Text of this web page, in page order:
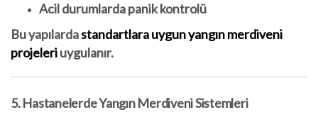
Acil durumlarda panik kontrolü
Bu yapılardastandartlara uygun yangın merdiveni
projeleriuygulanır.
5. Hastanelerde Yangın Merdiveni Sistemleri